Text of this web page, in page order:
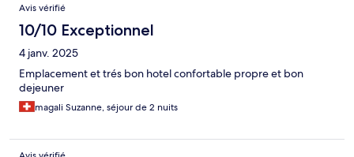
Avis vérifié
10/10 Exceptionnel
4 janv. 2025
Emplacement et trés bon hotel confortable propre et bon
dejeuner
magali Suzanne, séjour de 2 nuits